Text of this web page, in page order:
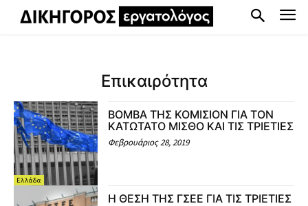
Επικαιρότητα
Ελλάδα
ΒΟΜΒΑ ΤΗΣ ΚΟΜΙΣΙΟΝ ΓΙΑ ΤΟΝ
ΚΑΤΩΤΑΤΟ ΜΙΣΘΟ ΚΑΙ ΤΙΣ ΤΡΙΕΤΙΕΣ
Φεβρουάριος 28, 2019
Η ΘΕΣΗ ΤΗΣ ΓΣΕΕ ΓΙΑ ΤΙΣ ΤΡΙΕΤΙΕΣ